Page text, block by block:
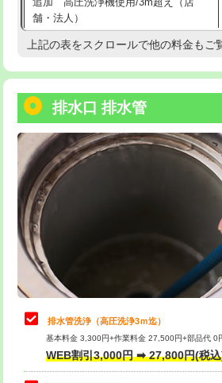
業)
給水管工事※（塩ビ管（VP・HI）使
用/3ｍまで)
用（追加）/3ｍ超え)
給水管工事※（ライニング鋼管・銅
管・ポリ管・HT管使用/3ｍまで)
給水管工事※（ライニング鋼管・銅
管・ポリ管・HT管使用/3ｍ超え)
排水管工事（土の掘削・埋め戻し作
業）
排水管工事（排水管工事/3ｍまで）
排水管工事（追加 排水管工事/3ｍ超
え）
マス交換（土の掘削・埋め戻し作業）
舗・法人）
高度高圧洗浄換
トーラー機使用/3mまで
追加トーラー機使用/3m超え
カメラ調査
桝清掃
止水・漏水調査・防水処理・清掃・修
理・調整・分解・加工など（軽作業）
止水・漏水調査・防水処理・清掃・修
理・調整・分解・加工など（中作業）
止水・漏水調査・防水処理・清掃・修
理・調整・分解・加工など（重作業）
上記の表をスクロールで他の料金もご
排水口 排水管
排水管洗浄（高圧洗浄3ｍ迄）
基本料金 3,300円+作業料金 27,500円+部品代 0
WEB割引3,000円 ➡ 27,800円(税